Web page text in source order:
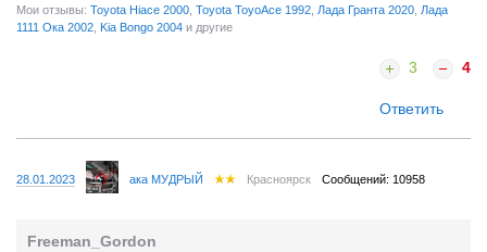
Мои отзывы: Toyota Hiace 2000 Toyota ToyoAce 1992 Лада Гранта 2020 Лада
1111 Ока 2002 Kia Bongo 2004 и другие
3 4
Ответить
28.01.2023 ака МУДРЫЙ Красноярск Сообщений: 10958
Freeman_Gordon